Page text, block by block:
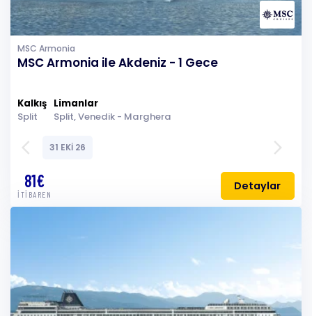
MSC Armonia
MSC Armonia ile Akdeniz - 1 Gece
Kalkış
Split
Limanlar
Split, Venedik - Marghera
arrow_back_ios 31 EKİ 26 arrow_forward_ios
81€
İTİBAREN
Detaylar